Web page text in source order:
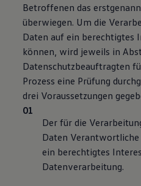
Betroffenen das
überwiegen. Um die
Daten auf ein berechtigtes
können, wird jeweils in
Datenschutzbeauftragten
Prozess eine Prüfung
drei Voraussetzungen
Der für die
Daten
ein berechtigtes
Datenverarbeitung.